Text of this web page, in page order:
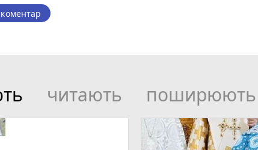
читають поширюють